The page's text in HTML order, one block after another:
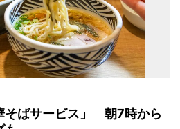
そばサービス」 朝7時から